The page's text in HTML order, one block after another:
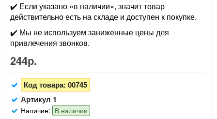
✔️ Если указано «в наличии», значит товар
действительно есть на складе и доступен к покупке.
✔️ Мы не используем заниженные цены для
привлечения звонков.
244р.
Код товара: 00745
Артикул 1
Наличие: В наличии